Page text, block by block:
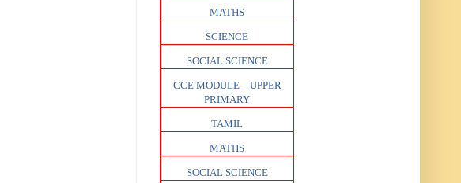
MATHS
SCIENCE
SOCIAL SCIENCE
CCE MODULE – UPPER
PRIMARY
TAMIL
MATHS
SOCIAL SCIENCE